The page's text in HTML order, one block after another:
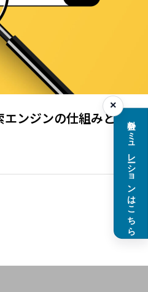
ンジンの仕組みと重 料金シミュレーションはこちら
×